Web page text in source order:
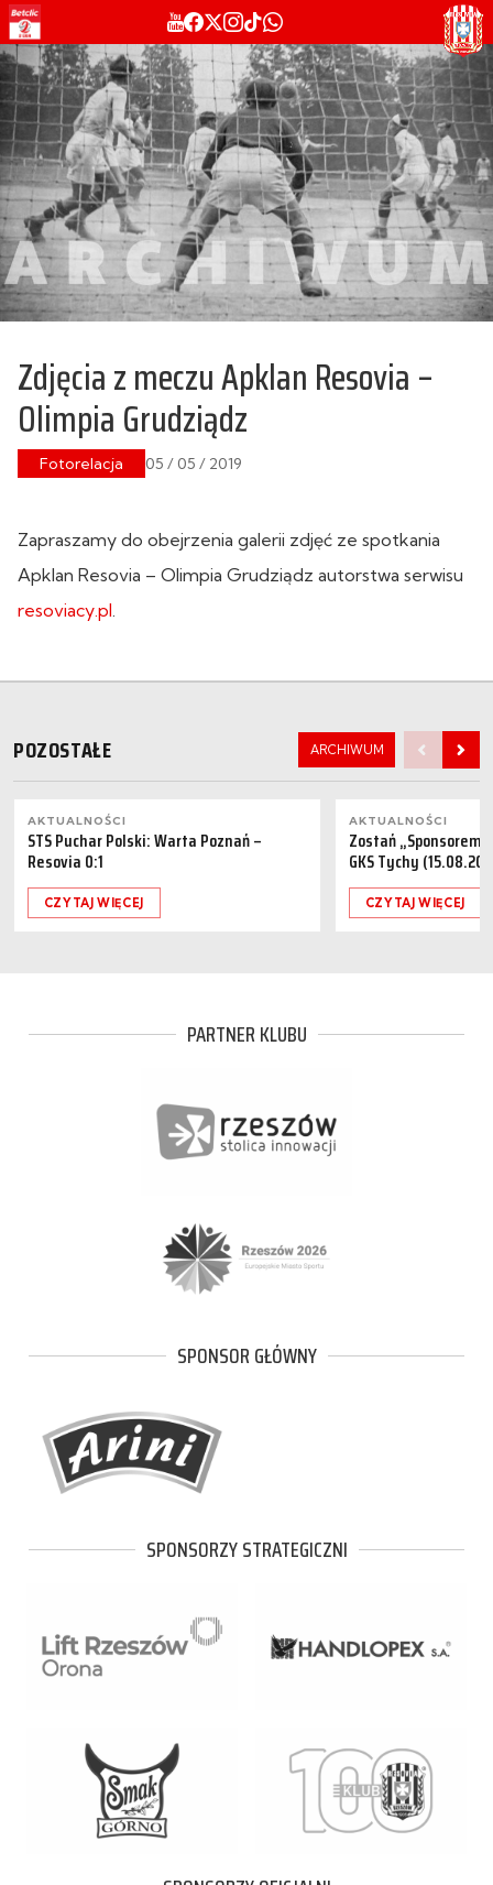
Zdjęcia z meczu Apklan Resovia –
Olimpia Grudziądz
Fotorelacja 05 / 05 / 2019
Zapraszamy do obejrzenia galerii zdjęć ze spotkania
Apklan Resovia – Olimpia Grudziądz autorstwa serwisu
resoviacy.pl
POZOSTAŁE ARCHIWUM
AKTUALNOŚCI
STS Puchar Polski: Warta Poznań –
Resovia 0:1
CZYTAJ WIĘCEJ
AKTUALNOŚCI
Zostań „Sponsorem
GKS Tychy
CZYTAJ WIĘCEJ
PARTNER KLUBU
SPONSOR GŁÓWNY
SPONSORZY STRATEGICZNI